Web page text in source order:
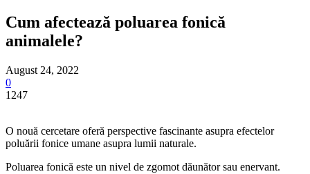
Cum afectează poluarea fonică
animalele?
August 24, 2022
0
1247
O nouă cercetare oferă perspective fascinante asupra efectelor
poluării fonice umane asupra lumii naturale.
Poluarea fonică este un nivel de zgomot dăunător sau enervant.